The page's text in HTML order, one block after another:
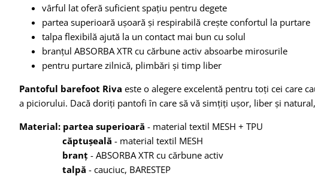
vârful lat oferă suficient spațiu pentru degete
partea superioară ușoară și respirabilă crește confortul la purtare
talpa flexibilă ajută la un contact mai bun cu solul
branțul ABSORBA XTR cu cărbune activ absoarbe mirosurile
pentru purtare zilnică, plimbări și timp liber
Pantoful barefoot Riva este o alegere excelentă pentru toți cei care
a piciorului. Dacă doriți pantofi în care să vă simțiți ușor, liber și
Material: partea superioară - material textil MESH + TPU
căptușeală - material textil MESH
branț - ABSORBA XTR cu cărbune activ
talpă - cauciuc, BARESTEP